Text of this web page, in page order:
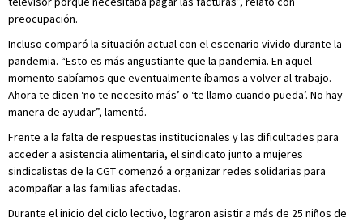
preocupación.
Incluso comparó la situación actual con el escenario vivido durante la
pandemia. “Esto es más angustiante que la pandemia. En aquel
momento sabíamos que eventualmente íbamos a volver al trabajo.
Ahora te dicen ‘no te necesito más’ o ‘te llamo cuando pueda’. No hay
manera de ayudar”, lamentó.
Frente a la falta de respuestas institucionales y las dificultades para
acceder a asistencia alimentaria, el sindicato junto a mujeres
sindicalistas de la CGT comenzó a organizar redes solidarias para
acompañar a las familias afectadas.
Durante el inicio del ciclo lectivo, lograron asistir a más de 25 niños de